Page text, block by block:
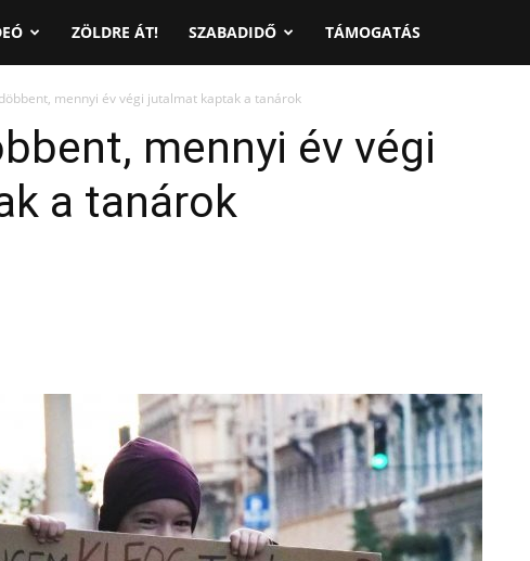
ZÖLDRE ÁT! SZABADIDŐ TÁMOGATÁS
mennyi év végi jutalmat kaptak a tanárok
mennyi év végi
a tanárok